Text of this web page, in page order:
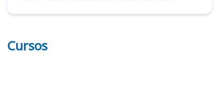
Cursos